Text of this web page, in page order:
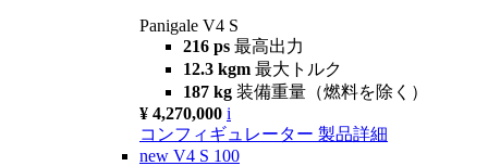
Panigale V4 S
216 ps 最高出力
12.3 kgm 最大トルク
187 kg 装備重量（燃料を除く）
¥ 4,270,000 i
コンフィギュレーター 製品詳細
new V4 S 100